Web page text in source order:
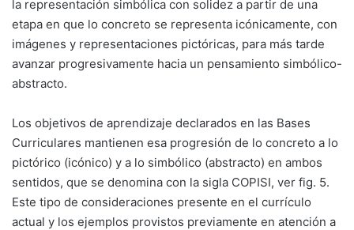
la representación simbólica con solidez a partir de una
etapa en que lo concreto se representa icónicamente, con
imágenes y representaciones pictóricas, para más tarde
avanzar progresivamente hacia un pensamiento simbólico-
abstracto.
Los objetivos de aprendizaje declarados en las Bases
Curriculares mantienen esa progresión de lo concreto a lo
pictórico (icónico) y a lo simbólico (abstracto) en ambos
sentidos, que se denomina con la sigla COPISI, ver fig. 5.
Este tipo de consideraciones presente en el currículo
actual y los ejemplos provistos previamente en atención a